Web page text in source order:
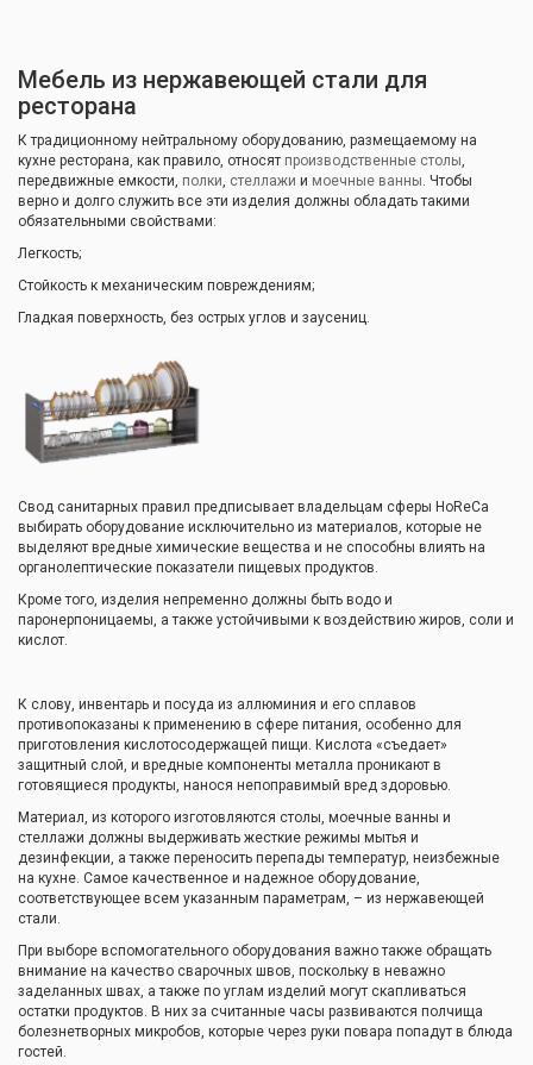
Мебель из нержавеющей стали для
ресторана
К традиционному нейтральному оборудованию, размещаемому на
кухне ресторана, как правило, относят производственные столы,
передвижные емкости, полки, стеллажи и моечные ванны. Чтобы
верно и долго служить все эти изделия должны обладать такими
обязательными свойствами:
Легкость;
Стойкость к механическим повреждениям;
Гладкая поверхность, без острых углов и заусениц.
Свод санитарных правил предписывает владельцам сферы HoReCa
выбирать оборудование исключительно из материалов, которые не
выделяют вредные химические вещества и не способны влиять на
органолептические показатели пищевых продуктов.
Кроме того, изделия непременно должны быть водо и
паронерпоницаемы, а также устойчивыми к воздействию жиров, соли и
кислот.
К слову, инвентарь и посуда из аллюминия и его сплавов
противопоказаны к применению в сфере питания, особенно для
приготовления кислотосодержащей пищи. Кислота «съедает»
защитный слой, и вредные компоненты металла проникают в
готовящиеся продукты, нанося непоправимый вред здоровью.
Материал, из которого изготовляются столы, моечные ванны и
стеллажи должны выдерживать жесткие режимы мытья и
дезинфекции, а также переносить перепады температур, неизбежные
на кухне. Самое качественное и надежное оборудование,
соответствующее всем указанным параметрам, – из нержавеющей
стали.
При выборе вспомогательного оборудования важно также обращать
внимание на качество сварочных швов, поскольку в неважно
заделанных швах, а также по углам изделий могут скапливаться
остатки продуктов. В них за считанные часы развиваются полчища
болезнетворных микробов, которые через руки повара попадут в блюда
гостей.